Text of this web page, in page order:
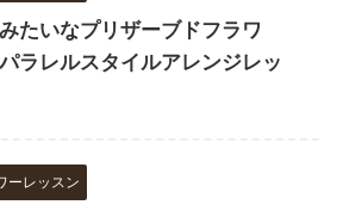
たいなプリザーブドフラワ
ラレルスタイルアレンジレッ
ーレッスン